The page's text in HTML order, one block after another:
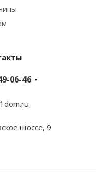
06-46
шоссе, 9